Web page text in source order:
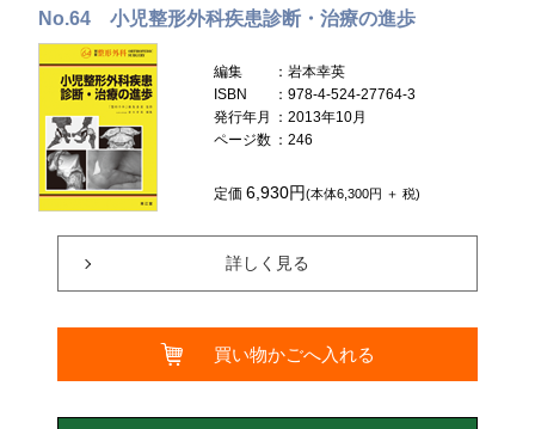
No.64 小児整形外科疾患診断・治療の進歩
編集
：岩本幸英
ISBN
：978-4-524-27764-3
発行年月
：2013年10月
ページ数 ：246
定価6,930円(本体6,300円 ＋ 税)
詳しく見る
買い物かごへ入れる